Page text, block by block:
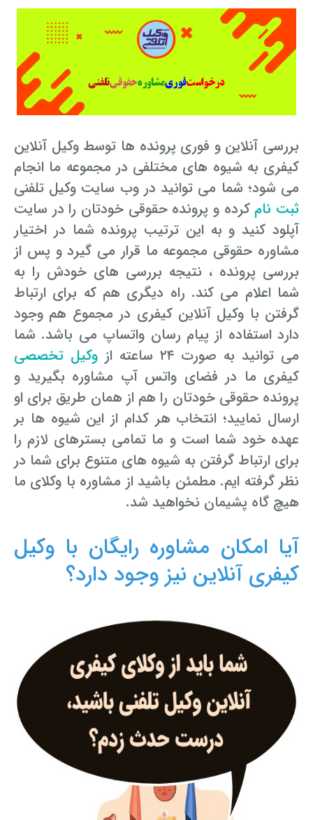
بررسی آنلاین و فوری پرونده ها توسط وکیل آنلاین
کیفری به شیوه های مختلفی در مجموعه ما انجام
می شود؛ شما می توانید در وب سایت وکیل تلفنی
ثبت نام کرده و پرونده حقوقی خودتان را در سایت
آپلود کنید و به این ترتیب پرونده شما در اختیار
مشاوره حقوقی مجموعه ما قرار می گیرد و پس از
بررسی پرونده ، نتیجه بررسی های خودش را به
شما اعلام می کند. راه دیگری هم که برای ارتباط
گرفتن با وکیل آنلاین کیفری در مجموع هم وجود
دارد استفاده از پیام رسان واتساپ می باشد. شما
می توانید به صورت ۲۴ ساعته از
وکیل تخصصی
کیفری ما در فضای واتس آپ مشاوره بگیرید و
پرونده حقوقی خودتان را هم از همان طریق برای او
ارسال نمایید؛ انتخاب هر کدام از این شیوه ها بر
عهده خود شما است و ما تمامی بسترهای لازم را
برای ارتباط گرفتن به شیوه های متنوع برای شما در
نظر گرفته ایم. مطمئن باشید از مشاوره با وکلای ما
هیچ گاه پشیمان نخواهید شد.
آیا امکان مشاوره رایگان با وکیل
کیفری آنلاین نیز وجود دارد؟